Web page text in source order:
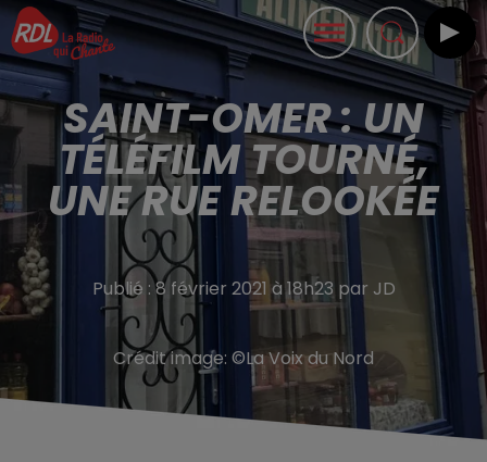
SAINT-OMER : UN
TÉLÉFILM TOURNÉ,
UNE RUE RELOOKÉE
Publié : 8 février 2021 à 18h23 par JD
Crédit image: ©La Voix du Nord